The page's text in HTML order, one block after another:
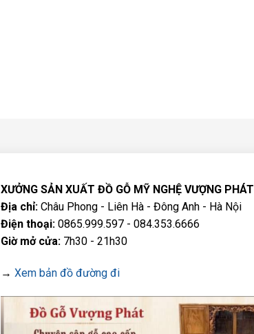
XƯỞNG SẢN XUẤT ĐỒ GỖ MỸ NGHỆ VƯỢNG PHÁT
Địa chỉ: Châu Phong - Liên Hà - Đông Anh - Hà Nội
Điện thoại: 0865.999.597 - 084.353.6666
Giờ mở cửa: 7h30 - 21h30
→ Xem bản đồ đường đi